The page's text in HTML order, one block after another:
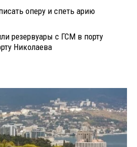
оперу и спеть арию
резервуары с ГСМ в порту
Николаева